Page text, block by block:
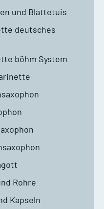
und Blattetuis
deutsches
böhm System
Rohre
Kapseln